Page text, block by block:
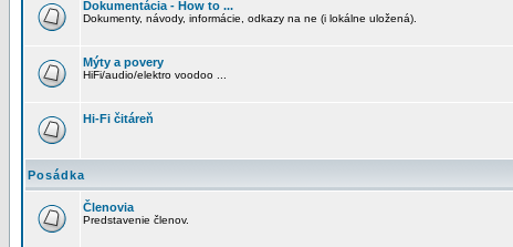
Dokumentácia - How to ...
Dokumenty, návody, informácie, odkazy na ne (i lokálne uložená).
Mýty a povery
HiFi/audio/elektro voodoo ...
Hi-Fi čitáreň
Posádka
Členovia
Predstavenie členov.